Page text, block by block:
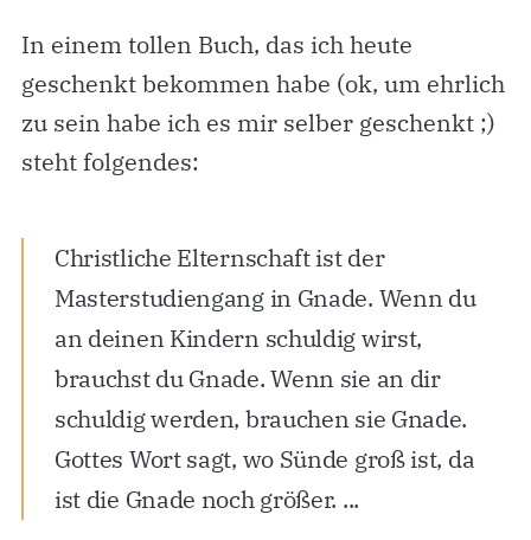
In einem tollen Buch, das ich heute
geschenkt bekommen habe (ok, um ehrlich
zu sein habe ich es mir selber geschenkt ;)
steht folgendes:
Christliche Elternschaft ist der
Masterstudiengang in Gnade. Wenn du
an deinen Kindern schuldig wirst,
brauchst du Gnade. Wenn sie an dir
schuldig werden, brauchen sie Gnade.
Gottes Wort sagt, wo Sünde groß ist, da
ist die Gnade noch größer. ...